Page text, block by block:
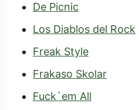
De Picnic
Los Diablos del Rock
Freak Style
Frakaso Skolar
Fuck`em All